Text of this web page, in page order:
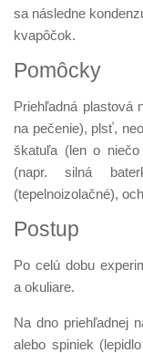
sa následne
kvapôčok.
Pomôcky
Priehľadná plastová
na pečenie), plsť,
škatuľa (len o
(napr. silná
(tepelnoizolačné),
Postup
Po celú dobu
a okuliare.
Na dno priehľadnej
alebo spiniek